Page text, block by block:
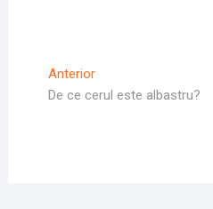
Navigare
în
AnteriorArticolul
Anterior
De ce cerul este albastru?